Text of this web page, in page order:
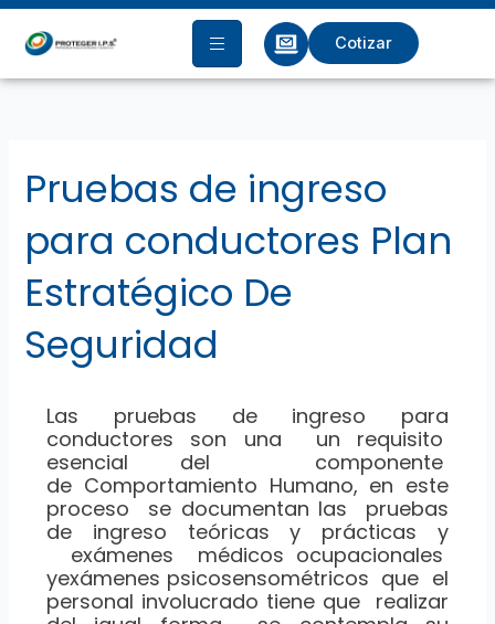
Ir
contenido
Cotizar
Pruebas de ingreso
para conductores Plan
Estratégico De
Seguridad
Las pruebas de ingreso para
conductores son una un requisito
esencial del componente
de Comportamiento Humano, en este
proceso se documentan las pruebas
de ingreso teóricas y prácticas y
exámenes médicos ocupacionales
yexámenes psicosensométricos que el
personal involucrado tiene que realizar